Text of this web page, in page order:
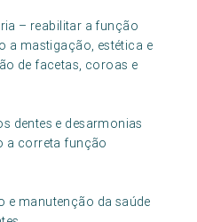
– reabilitar a função
a mastigação, estética e
de facetas, coroas e
dentes e desarmonias
a correta função
e manutenção da saúde